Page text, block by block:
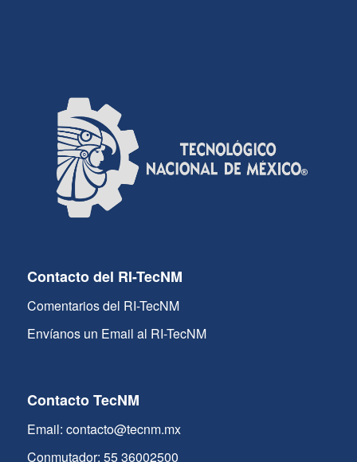
Contacto del RI-TecNM
Comentarios del RI-TecNM
Envíanos un Email al RI-TecNM
Contacto TecNM
Email: contacto@tecnm.mx
Conmutador: 55 36002500